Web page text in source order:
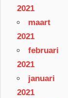
2021
maart
2021
februari
2021
januari
2021